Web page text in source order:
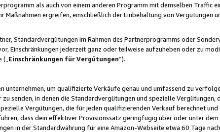
als auch von einem anderen Programm mit demselben Traffic
ergreifen, einschließlich der Einbehaltung von Vergütungen
Standardvergütungen im Rahmen des Partnerprogramms oder
Einschränkungen jederzeit ganz oder teilweise aufzuheben oder zu
(„ Einschränkungen für Vergütungen“).
um qualifizierte Verkäufe genau und umfassend zu
senden, in denen die Standardvergütungen und spezielle Vergütungen,
Vergütungen, die für jeden qualifizierenden Verkauf berechnet
dass dein effektiver Provisionssatz geringfügig über oder unter
in der Standardwährung für eine Amazon-Webseite etwa 60 Tage